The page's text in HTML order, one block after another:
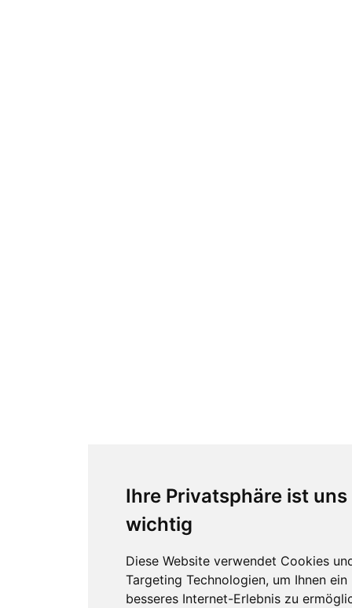
Ihre Privatsphäre ist uns
wichtig
Diese Website verwendet Cookies
Targeting Technologien, um Ihnen ein
besseres Internet-Erlebnis zu